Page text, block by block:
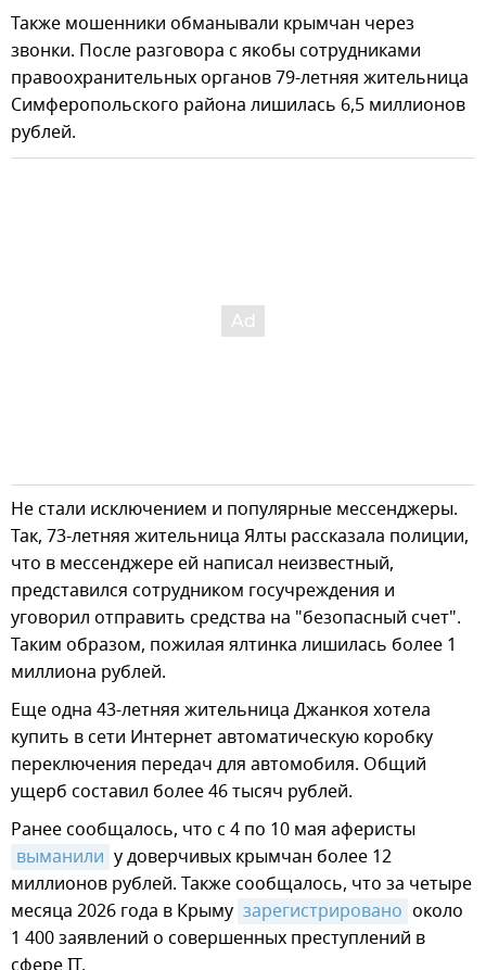
Также мошенники обманывали крымчан через
звонки. После разговора с якобы сотрудниками
правоохранительных органов 79-летняя жительница
Симферопольского района лишилась 6,5 миллионов
рублей.
Не стали исключением и популярные мессенджеры.
Так, 73-летняя жительница Ялты рассказала полиции,
что в мессенджере ей написал неизвестный,
представился сотрудником госучреждения и
уговорил отправить средства на "безопасный счет".
Таким образом, пожилая ялтинка лишилась более 1
миллиона рублей.
Еще одна 43-летняя жительница Джанкоя хотела
купить в сети Интернет автоматическую коробку
переключения передач для автомобиля. Общий
ущерб составил более 46 тысяч рублей.
Ранее сообщалось, что с 4 по 10 мая аферисты
выманили у доверчивых крымчан более 12
миллионов рублей. Также сообщалось, что за четыре
месяца 2026 года в Крыму зарегистрировано около
1 400 заявлений о совершенных преступлений в